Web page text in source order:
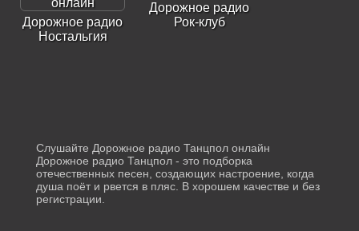
Дорожное радио
Ностальгия
Дорожное радио
Рок-клуб
Слушайте Дорожное радио Танцпол онлайн
Дорожное радио Танцпол - это подборка
отечественных песен, создающих настроение, когда
душа поёт и рвется в пляс. В хорошем качестве и без
регистрации.